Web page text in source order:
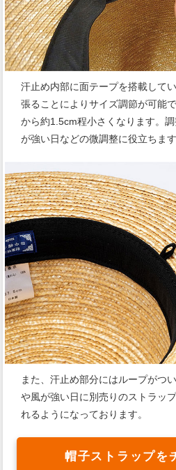
汗止め内部に面テープを搭載して
張ることによりサイズ調節が可能
から約1.5cm程小さくなります。
が強い日などの微調整に役立ちます
また、汗止め部分にはループがつ
や風が強い日に別売りのストラッ
れるようになっております。
帽子ストラップを